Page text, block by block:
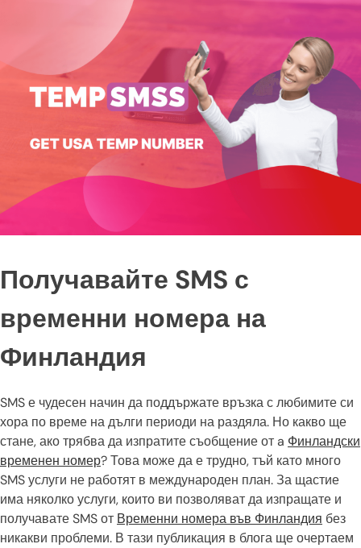
Получавайте SMS с
временни номера на
Финландия
SMS е чудесен начин да поддържате връзка с любимите си
хора по време на дълги периоди на раздяла. Но какво ще
стане, ако трябва да изпратите съобщение от a Финландски
временен номер? Това може да е трудно, тъй като много
SMS услуги не работят в международен план. За щастие
има няколко услуги, които ви позволяват да изпращате и
получавате SMS от Временни номера във Финландия без
никакви проблеми. В тази публикация в блога ще очертаем